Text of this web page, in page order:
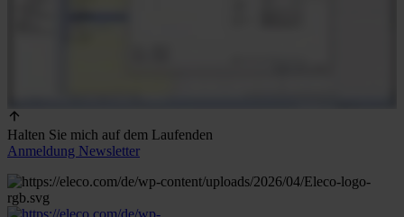
Halten Sie mich auf dem Laufenden
Anmeldung Newsletter